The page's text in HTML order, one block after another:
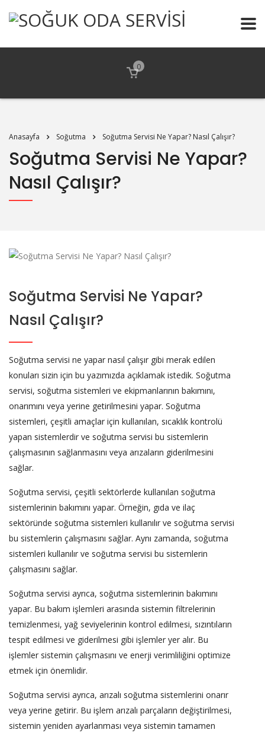
0
Anasayfa Soğutma Soğutma Servisi Ne Yapar? Nasıl Çalışır?
Soğutma Servisi Ne Yapar?
Nasıl Çalışır?
Soğutma Servisi Ne Yapar?
Nasıl Çalışır?
Soğutma servisi ne yapar nasıl çalışır gibi merak edilen
konuları sizin için bu yazımızda açıklamak istedik. Soğutma
servisi, soğutma sistemleri ve ekipmanlarının bakımını,
onarımını veya yerine getirilmesini yapar. Soğutma
sistemleri, çeşitli amaçlar için kullanılan, sıcaklık kontrolü
yapan sistemlerdir ve soğutma servisi bu sistemlerin
çalışmasının sağlanmasını veya arızaların giderilmesini
sağlar.
Soğutma servisi, çeşitli sektörlerde kullanılan soğutma
sistemlerinin bakımını yapar. Örneğin, gıda ve ilaç
sektöründe soğutma sistemleri kullanılır ve soğutma servisi
bu sistemlerin çalışmasını sağlar. Aynı zamanda, soğutma
sistemleri kullanılır ve soğutma servisi bu sistemlerin
çalışmasını sağlar.
Soğutma servisi ayrıca, soğutma sistemlerinin bakımını
yapar. Bu bakım işlemleri arasında sistemin filtrelerinin
temizlenmesi, yağ seviyelerinin kontrol edilmesi, sızıntıların
tespit edilmesi ve giderilmesi gibi işlemler yer alır. Bu
işlemler sistemin çalışmasını ve enerji verimliliğini optimize
etmek için önemlidir.
Soğutma servisi ayrıca, arızalı soğutma sistemlerini onarır
veya yerine getirir. Bu işlem arızalı parçaların değiştirilmesi,
sistemin yeniden ayarlanması veya sistemin tamamen